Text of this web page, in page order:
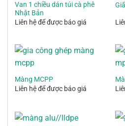
Van 1 chiều dán túi cà phê
Nhật Bản
Liên hệ để được báo giá
Màng MCPP
Liên hệ để được báo giá